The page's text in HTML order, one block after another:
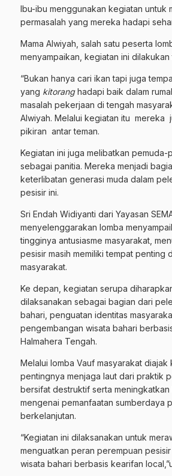
Ibu-ibu menggunakan kegiatan untuk
permasalah yang mereka hadapi
Mama Alwiyah, salah satu peserta
menyampaikan, kegiatan ini
“Bukan hanya cari ikan tapi juga
yang kitoranghadapi baik dalam
masalah pekerjaan di tengah
Alwiyah. Melalui kegiatan itu mereka
pikiran antar teman.
Kegiatan ini juga melibatkan pemuda-
sebagai panitia. Mereka menjadi
keterlibatan generasi muda dalam
pesisir ini.
Sri Endah Widiyanti dari Yayasan
menyelenggarakan lomba
tingginya antusiasme masyarakat,
pesisir masih memiliki tempat penting
masyarakat.
Ke depan, kegiatan serupa
dilaksanakan sebagai bagian dari
bahari, penguatan identitas
pengembangan wisata bahari
Halmahera Tengah.
Melalui lomba Vauf masyarakat diajak
pentingnya menjaga laut dari praktik
bersifat destruktif serta meningkatkan
mengenai pemanfaatan sumberdaya
berkelanjutan.
“Kegiatan ini dilaksanakan untuk
menguatkan peran perempuan
wisata bahari berbasis kearifan